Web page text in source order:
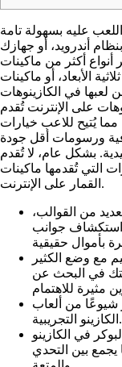
عليه بسهولة تامة
أندرويد، أو جهازك
أكثر من ماكينات
الأبعاد، أو ماكينات
لعبها في الكازينوهات
على الإنترنت تُقدم
يُتيح للاعب خيارات
ورسومات أقل جودة
بشكل عام، لا تُقدم
التي تُقدمها ماكينات
القمار على الإنترنت.
من القوالب،
جوانب
مع وضع الكثير
في البحث عن
شيوعًا من ألعاب
الكازينو التجريبية.
في الكازينو
يجمع بين التحدي